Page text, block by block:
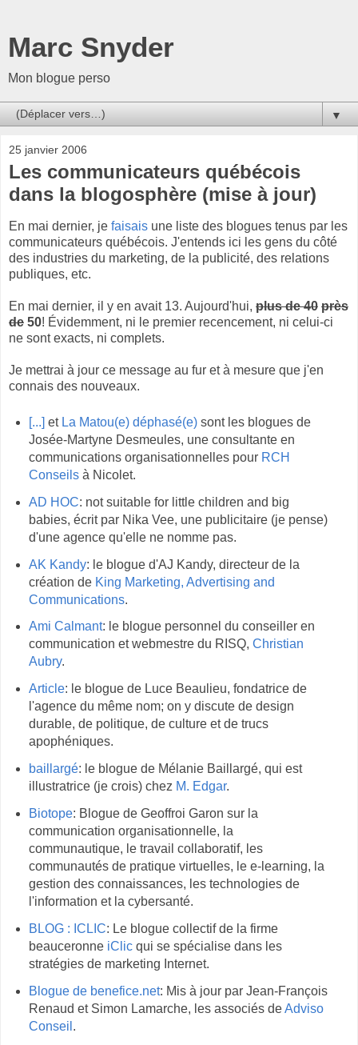
Marc Snyder
Mon blogue perso
▼
25 janvier 2006
Les communicateurs québécois
dans la blogosphère (mise à jour)
En mai dernier, je faisais une liste des blogues tenus par les
communicateurs québécois. J'entends ici les gens du côté
des industries du marketing, de la publicité, des relations
publiques, etc.
En mai dernier, il y en avait 13. Aujourd'hui, plus de 40 près
de 50! Évidemment, ni le premier recencement, ni celui-ci
ne sont exacts, ni complets.
Je mettrai à jour ce message au fur et à mesure que j'en
connais des nouveaux.
[...] et La Matou(e) déphasé(e)sont les blogues de
Josée-Martyne Desmeules, une consultante en
communications organisationnelles pour RCH
Conseilsà Nicolet.
AD HOC: not suitable for little children and big
babies, écrit par Nika Vee, une publicitaire (je pense)
d'une agence qu'elle ne nomme pas.
AK Kandy: le blogue d'AJ Kandy, directeur de la
création de King Marketing, Advertising and
Communications.
Ami Calmant: le blogue personnel du conseiller en
communication et webmestre du RISQ, Christian
Aubry.
Article: le blogue de Luce Beaulieu, fondatrice de
l'agence du même nom; on y discute de design
durable, de politique, de culture et de trucs
apophéniques.
baillargé: le blogue de Mélanie Baillargé, qui est
illustratrice (je crois) chez M. Edgar.
Biotope: Blogue de Geoffroi Garon sur la
communication organisationnelle, la
communautique, le travail collaboratif, les
communautés de pratique virtuelles, le e-learning, la
gestion des connaissances, les technologies de
l'information et la cybersanté.
BLOG : ICLIC: Le blogue collectif de la firme
beauceronne iClicqui se spécialise dans les
stratégies de marketing Internet.
Blogue de benefice.net: Mis à jour par Jean-François
Renaud et Simon Lamarche, les associés deAdviso
Conseil .